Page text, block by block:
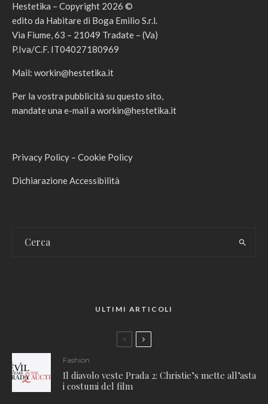
Hestetika – Copyright 2026 ©
edito da Habitare di Boga Emilio S.r.l.
Via Fiume, 63 – 21049 Tradate – (Va)
P.Iva/C.F. IT04027180969
Mail: workin@hestetika.it
Per la vostra pubblicità su questo sito,
mandate una e-mail a workin@hestetika.it
Privacy Policy – Cookie Policy
Dichiarazione Accessibilità
ULTIMI ARTICOLI
Fashion
Il diavolo veste Prada 2: Christie’s mette all’asta
i costumi del film